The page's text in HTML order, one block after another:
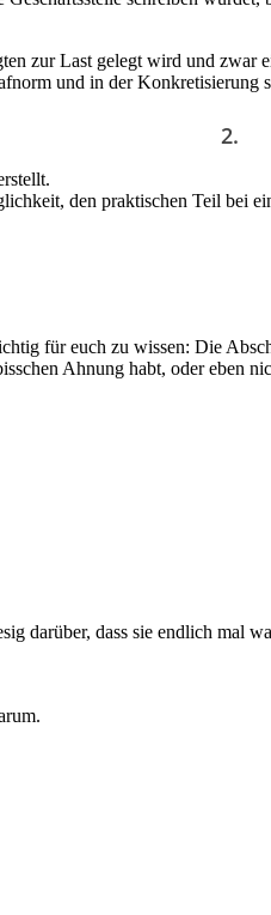
zur Last gelegt wird und zwar
und in der Konkretisierung
2.
den praktischen Teil bei
für euch zu wissen: Die
Ahnung habt, oder eben
darüber, dass sie endlich